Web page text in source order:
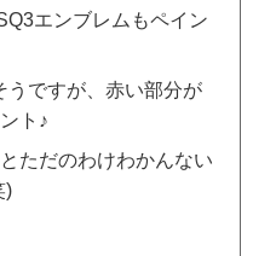
エンブレムもペイン
うですが、赤い部分が
ト♪
ただのわけわかんない
)